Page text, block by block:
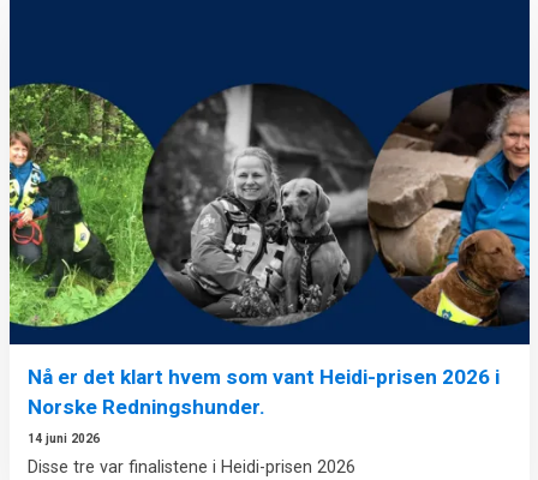
Nå er det klart hvem som vant Heidi-prisen 2026 i
Norske Redningshunder.
14 juni 2026
Disse tre var finalistene i Heidi-prisen 2026